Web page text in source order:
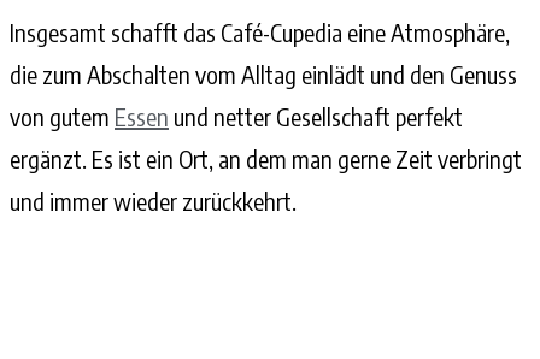
Insgesamt schafft das Café-Cupedia eine Atmosphäre,
die zum Abschalten vom Alltag einlädt und den Genuss
von gutem Essen und netter Gesellschaft perfekt
ergänzt. Es ist ein Ort, an dem man gerne Zeit verbringt
und immer wieder zurückkehrt.